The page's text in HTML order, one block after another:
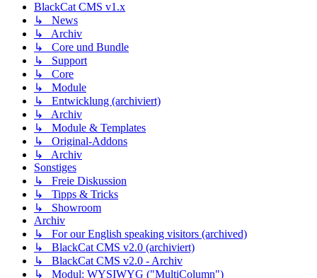
BlackCat CMS v1.x
↳ News
↳ Archiv
↳ Core und Bundle
↳ Support
↳ Core
↳ Module
↳ Entwicklung (archiviert)
↳ Archiv
↳ Module & Templates
↳ Original-Addons
↳ Archiv
Sonstiges
↳ Freie Diskussion
↳ Tipps & Tricks
↳ Showroom
Archiv
↳ For our English speaking visitors (archived)
↳ BlackCat CMS v2.0 (archiviert)
↳ BlackCat CMS v2.0 - Archiv
↳ Modul: WYSIWYG ("MultiColumn")